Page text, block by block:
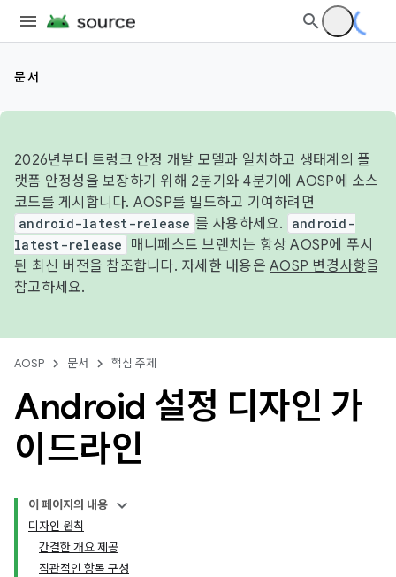
문서
2026년부터 트렁크 안정 개발 모델과 일치하고 생태계의 플
랫폼 안정성을 보장하기 위해 2분기와 4분기에 AOSP에 소스
코드를 게시합니다. AOSP를 빌드하고 기여하려면
android-latest-release 를 사용하세요.
android-
latest-release
매니페스트 브랜치는 항상 AOSP에 푸시
된 최신 버전을 참조합니다. 자세한 내용은 AOSP 변경사항을
참고하세요.
AOSP 문서 핵심 주제
Android 설정 디자인 가
이드라인
이 페이지의 내용
디자인 원칙
간결한 개요 제공
직관적인 항목 구성